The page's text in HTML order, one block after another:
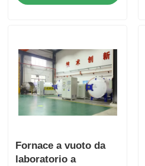
Fornace a vuoto da
laboratorio a